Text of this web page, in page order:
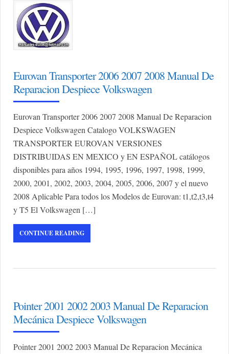
Eurovan Transporter 2006 2007 2008 Manual De
Reparacion Despiece Volkswagen
Eurovan Transporter 2006 2007 2008 Manual De Reparacion
Despiece Volkswagen Catalogo VOLKSWAGEN
TRANSPORTER EUROVAN VERSIONES
DISTRIBUIDAS EN MEXICO y EN ESPAÑOL catálogos
disponibles para años 1994, 1995, 1996, 1997, 1998, 1999,
2000, 2001, 2002, 2003, 2004, 2005, 2006, 2007 y el nuevo
2008 Aplicable Para todos los Modelos de Eurovan: t1,t2,t3,t4
y T5 El Volkswagen […]
CONTINUE READING
Pointer 2001 2002 2003 Manual De Reparacion
Mecánica Despiece Volkswagen
Pointer 2001 2002 2003 Manual De Reparacion Mecánica